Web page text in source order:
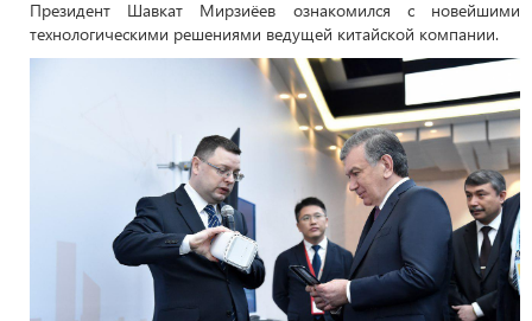
Президент Шавкат Мирзиёев ознакомился с новейшими
технологическими решениями ведущей китайской компании.